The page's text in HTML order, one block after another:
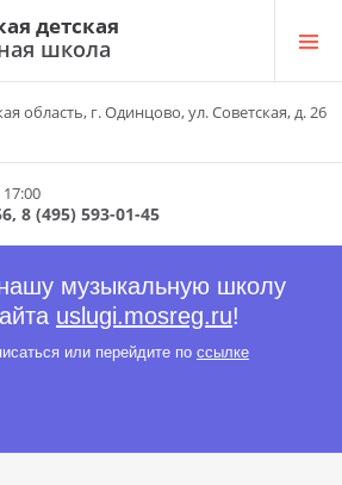
детская
школа
область, г. Одинцово, ул. Советская, д. 26
8 (495) 593-01-45
музыкальную школу
uslugi.mosreg.ru!
или перейдите по ссылке